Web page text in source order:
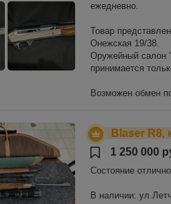
ежедневно.
Товар
Онежская 19/38.
Оружейный салон
принимается
Возможен обмен
Blaser R8,
1 250 000
Состояние
В наличии: